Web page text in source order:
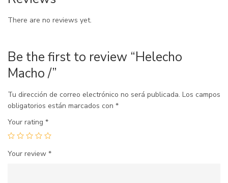
There are no reviews yet.
Be the first to review “Helecho
Macho /”
Tu dirección de correo electrónico no será publicada. Los campos
obligatorios están marcados con *
Your rating *
Your review *